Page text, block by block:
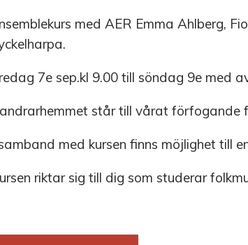
med AER Emma Ahlberg,
7e sep.kl 9.00 till söndag 9e med
står till vårat förfogande
med kursen finns möjlighet till
riktar sig till dig som studerar